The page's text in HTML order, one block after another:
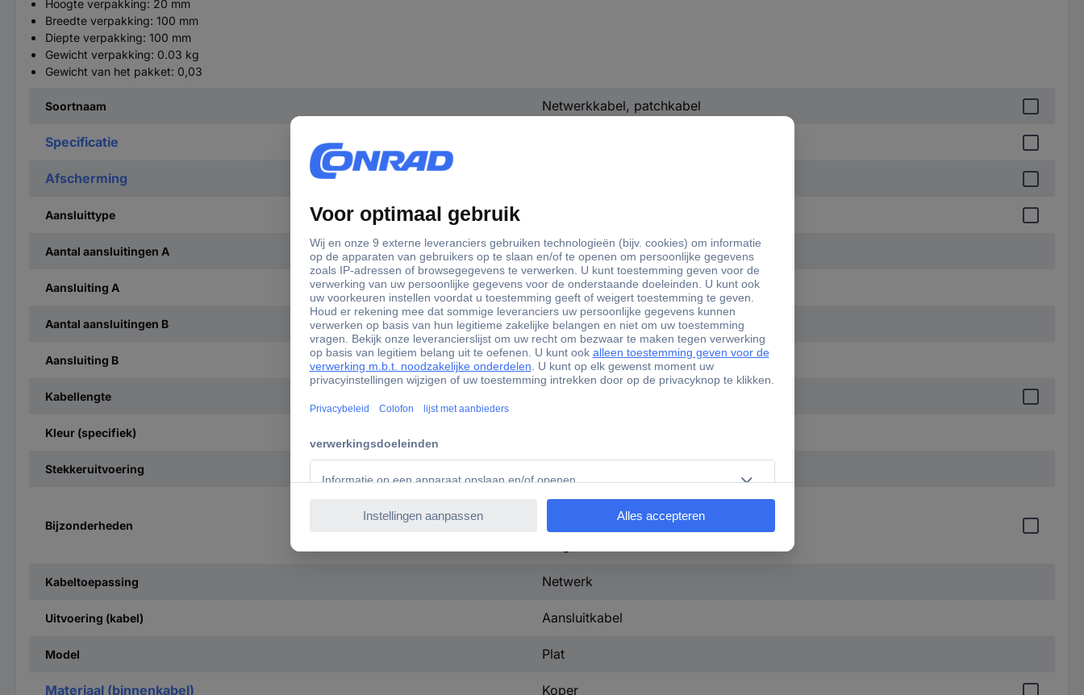
Hoogte verpakking: 20 mm
Breedte verpakking: 100 mm
Diepte verpakking: 100 mm
Gewicht verpakking: 0.03 kg
Gewicht van het pakket: 0,03
Soortnaam Netwerkkabel, patchkabel
Specificatie
Afscherming
Aansluittype
Aantal aansluitingen A 1 x
Aansluiting A RJ45-stekker
Aantal aansluitingen B 1 x
Aansluiting B RJ45-stekker
Kabellengte
Kleur (specifiek)
Stekkeruitvoering
Bijzonderheden
Onafgeschermd
Kabeltoepassing Netwerk
Uitvoering (kabel) Aansluitkabel
Model Plat
Materiaal (binnenkabel) Koper